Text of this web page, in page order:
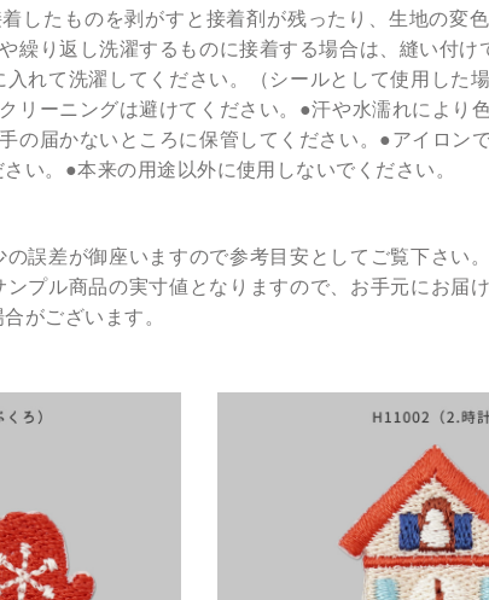
したものを剥がすと接着剤が残ったり、生地の変
繰り返し洗濯するものに接着する場合は、縫い付け
れて洗濯してください。（シールとして使用した
リーニングは避けてください。●汗や水濡れにより
の届かないところに保管してください。●アイロン
い。●本来の用途以外に使用しないでください。
誤差が御座いますので参考目安としてご覧下さい
ンプル商品の実寸値となりますので、お手元にお届
がございます。